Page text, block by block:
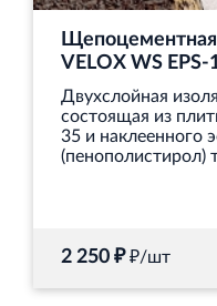
VELOX WS EPS-
Двухслойная
состоящая из
35 и наклеенного
2 250 ₽₽/шт